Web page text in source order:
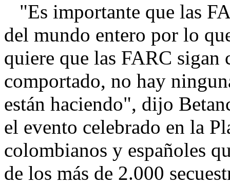
"Es importante que las
del mundo entero por lo
quiere que las FARC sigan
comportado, no hay
están haciendo", dijo
el evento celebrado en la
colombianos y españoles
de los más de 2.000